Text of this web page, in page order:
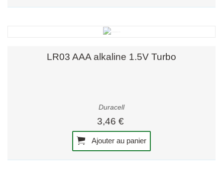
LR03 AAA alkaline 1.5V Turbo
Duracell
3,46 €
Ajouter au panier